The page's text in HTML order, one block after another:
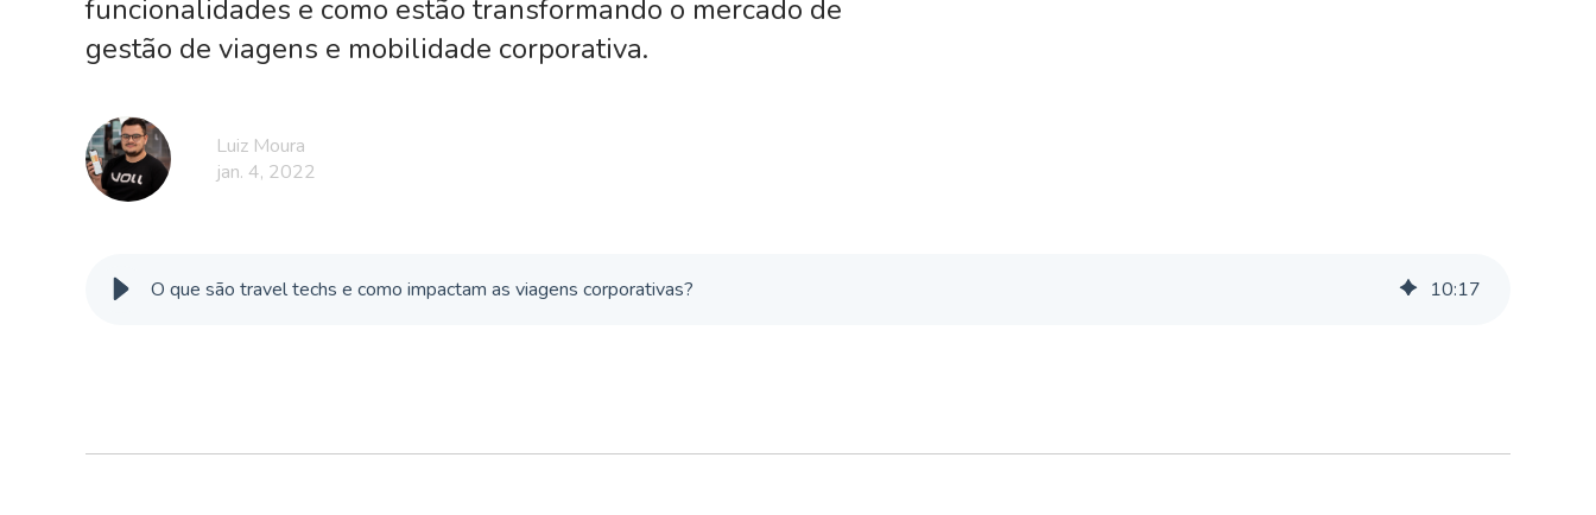
funcionalidades e como estão transformando o mercado de
gestão de viagens e mobilidade corporativa.
Luiz Moura
jan. 4, 2022
O que são travel techs e como impactam as viagens corporativas? 10:17